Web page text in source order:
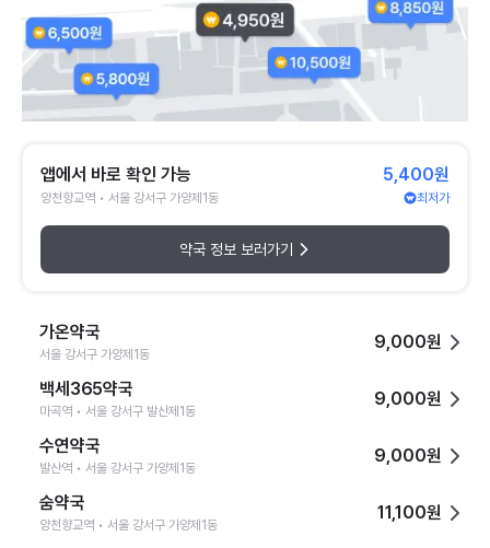
앱에서 바로 확인 가능
양천향교역 • 서울 강서구 가양제1동
5,400원
최저가
약국 정보 보러가기
가온약국
서울 강서구 가양제1동
9,000원
백세365약국
마곡역 • 서울 강서구 발산제1동
9,000원
수연약국
발산역 • 서울 강서구 가양제1동
9,000원
숨약국
양천향교역 • 서울 강서구 가양제1동
11,100원